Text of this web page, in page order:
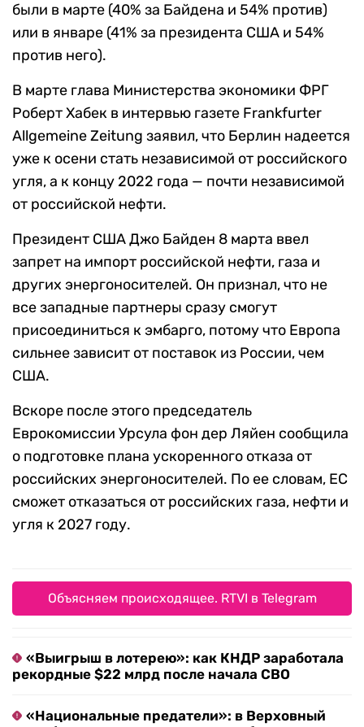
были в марте (40% за Байдена и 54% против)
или в январе (41% за президента США и 54%
против него).
В марте глава Министерства экономики ФРГ
Роберт Хабек в интервью газете Frankfurter
Allgemeine Zeitung заявил, что Берлин надеется
уже к осени стать независимой от российского
угля, а к концу 2022 года — почти независимой
от российской нефти.
Президент США Джо Байден 8 марта ввел
запрет на импорт российской нефти, газа и
других энергоносителей. Он признал, что не
все западные партнеры сразу смогут
присоединиться к эмбарго, потому что Европа
сильнее зависит от поставок из России, чем
США.
Вскоре после этого председатель
Еврокомиссии Урсула фон дер Ляйен сообщила
о подготовке плана ускоренного отказа от
российских энергоносителей. По ее словам, ЕС
сможет отказаться от российских газа, нефти и
угля к 2027 году.
Объясняем происходящее. RTVI в Telegram
«Выигрыш в лотерею»: как КНДР заработала
рекордные $22 млрд после начала СВО
«Национальные предатели»: в Верховный